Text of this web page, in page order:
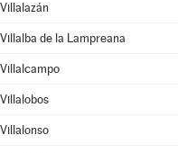
Villalazán
Villalba de la Lampreana
Villalcampo
Villalobos
Villalonso